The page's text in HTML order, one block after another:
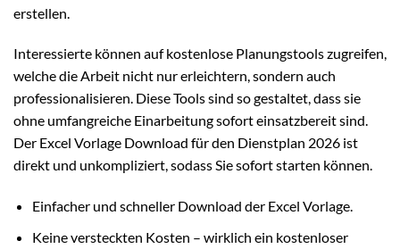
erstellen.
Interessierte können auf kostenlose Planungstools zugreifen,
welche die Arbeit nicht nur erleichtern, sondern auch
professionalisieren. Diese Tools sind so gestaltet, dass sie
ohne umfangreiche Einarbeitung sofort einsatzbereit sind.
Der Excel Vorlage Download für den Dienstplan 2026 ist
direkt und unkompliziert, sodass Sie sofort starten können.
Einfacher und schneller Download der Excel Vorlage.
Keine versteckten Kosten – wirklich ein kostenloser